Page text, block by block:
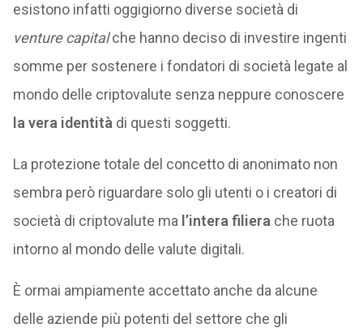
esistono infatti oggigiorno diverse società di
venture capitalche hanno deciso di investire ingenti
somme per sostenere i fondatori di società legate al
mondo delle criptovalute senza neppure conoscere
la vera identità di questi soggetti.
La protezione totale del concetto di anonimato non
sembra però riguardare solo gli utenti o i creatori di
società di criptovalute ma l’intera filiera che ruota
intorno al mondo delle valute digitali.
È ormai ampiamente accettato anche da alcune
delle aziende più potenti del settore che gli